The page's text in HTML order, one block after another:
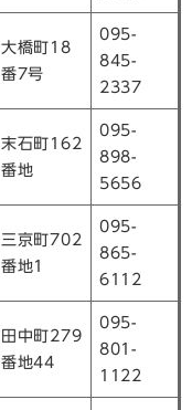
大橋町18
番7号
095-
845-
2337
末石町162
番地
095-
898-
5656
三京町702
番地1
095-
865-
6112
田中町279
番地44
095-
801-
1122